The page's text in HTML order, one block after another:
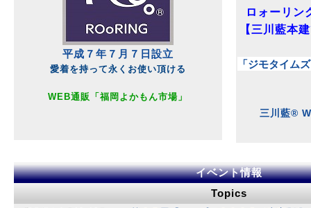
平成７年７月７日設立
愛着を持って永くお使い頂ける
WEB通販 「福岡よかもん市場」
ロォーリン
【三川藍本
「ジモタイム
三川藍®
イベント情報
Topics